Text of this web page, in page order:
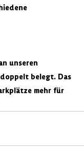
unseren
belegt. Das
mehr für